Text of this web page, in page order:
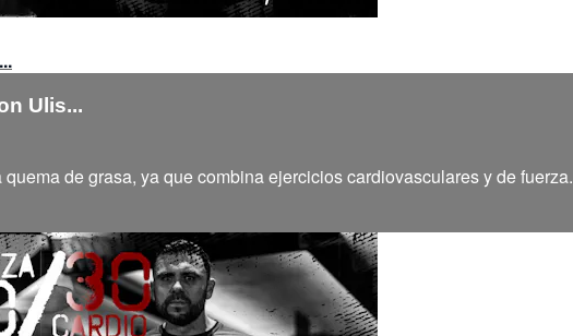
Ulis...
de grasa, ya que combina ejercicios cardiovasculares y de fuerza.